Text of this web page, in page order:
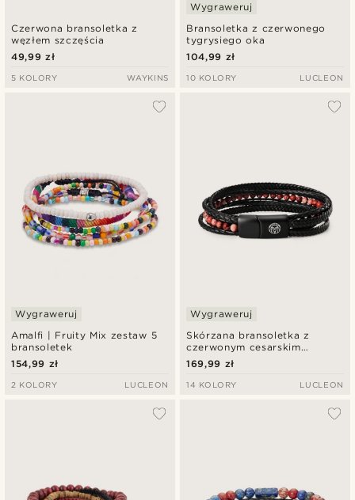
Czerwona bransoletka z
węzłem szczęścia
49,99 zł
5 KOLORY WAYKINS
Bransoletka z czerwonego
tygrysiego oka
Wygraweruj
104,99 zł
10 KOLORY LUCLEON
Amalfi | Fruity Mix zestaw 5
bransoletek
Wygraweruj
154,99 zł
2 KOLORY LUCLEON
Skórzana bransoletka z
czerwonym cesarskim
jaspisem Naxos
Wygraweruj
169,99 zł
14 KOLORY LUCLEON